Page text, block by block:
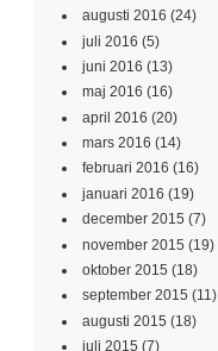
augusti 2016 (24)
juli 2016 (5)
juni 2016 (13)
maj 2016 (16)
april 2016 (20)
mars 2016 (14)
februari 2016 (16)
januari 2016 (19)
december 2015 (7)
november 2015 (19)
oktober 2015 (18)
september 2015 (11)
augusti 2015 (18)
juli 2015 (7)